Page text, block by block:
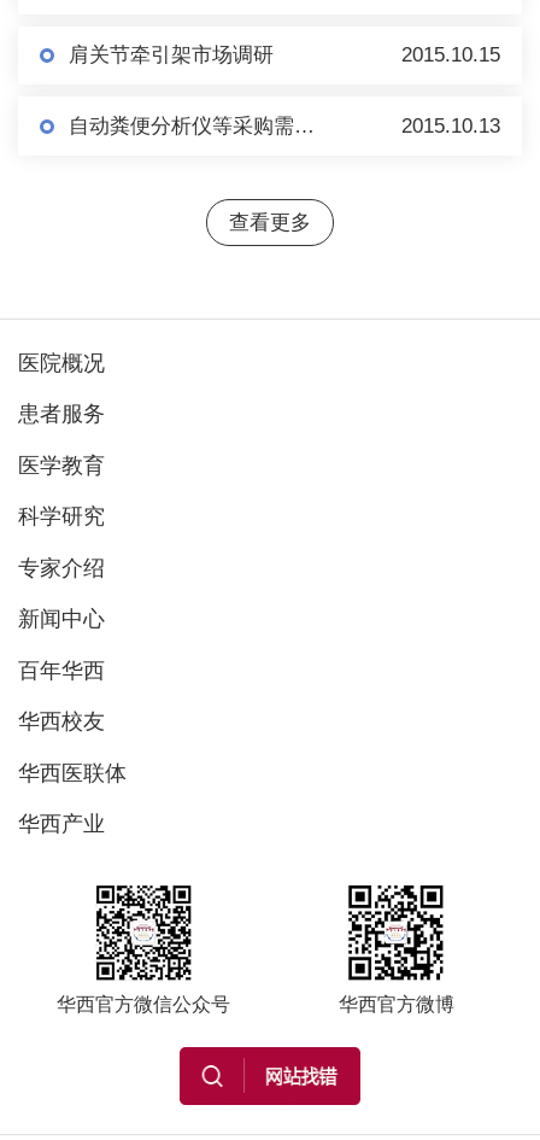
肩关节牵引架市场调研 2015.10.15
自动粪便分析仪等采购需求信息 2015.10.13
查看更多
医院概况
患者服务
医学教育
科学研究
专家介绍
新闻中心
百年华西
华西校友
华西医联体
华西产业
华西官方微信公众号 华西官方微博